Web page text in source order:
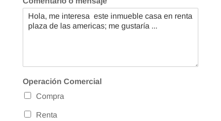
Operación Comercial
Compra
Renta